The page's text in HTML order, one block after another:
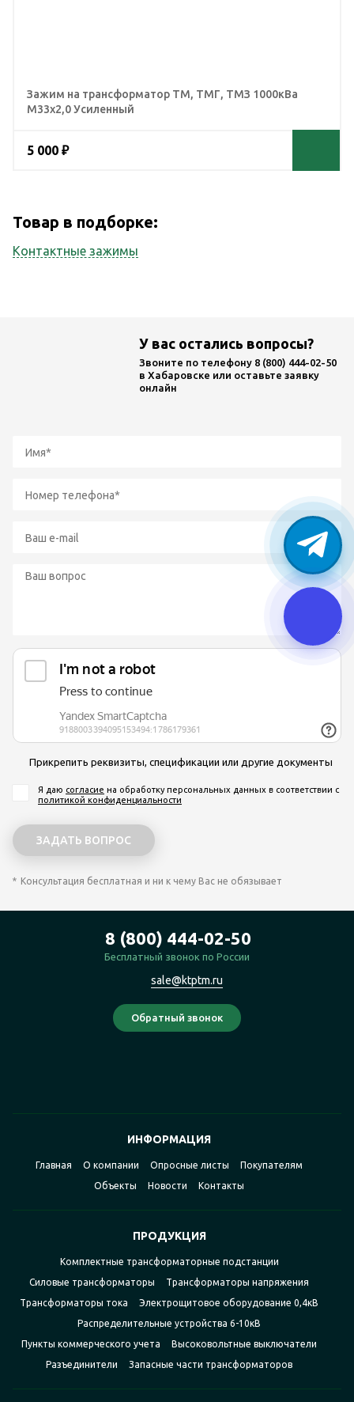
Зажим на трансформатор ТМ, ТМГ, ТМЗ 1000кВа
М33х2,0 Усиленный
5 000 ₽
Товар в подборке:
Контактные зажимы
У вас остались вопросы?
Звоните по телефону 8 (800) 444-02-50
в Хабаровске или оставьте заявку
онлайн
Прикрепить реквизиты, спецификации или другие документы
Я даю согласие на обработку персональных данных в соответствии с
политикой конфиденциальности
Консультация бесплатная и ни к чему Вас не обязывает
8 (800) 444-02-50
Бесплатный звонок по России
sale@ktptm.ru
ИНФОРМАЦИЯ
Главная О компании Опросные листы
Покупателям
Объекты
Новости Контакты
ПРОДУКЦИЯ
Комплектные трансформаторные подстанции
Силовые трансформаторы
Трансформаторы напряжения
Трансформаторы тока
Электрощитовое оборудование 0,4кВ
Распределительные устройства 6-10кВ
Пункты коммерческого учета
Высоковольтные выключатели
Разъединители
Запасные части трансформаторов